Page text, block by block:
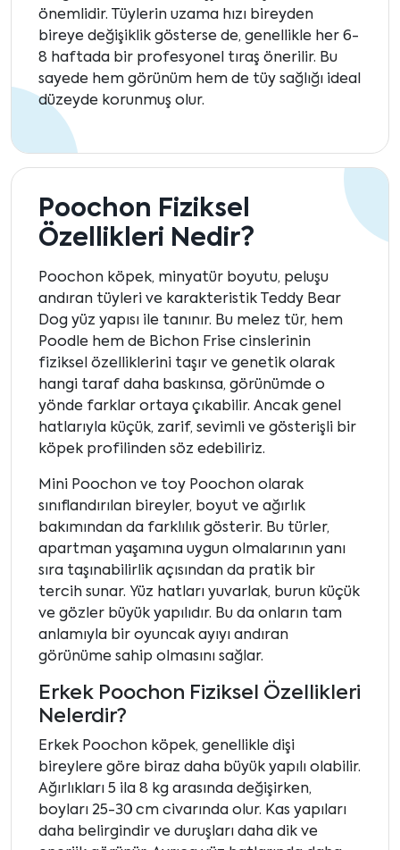
önemlidir. Tüylerin uzama hızı bireyden
bireye değişiklik gösterse de, genellikle her 6-
8 haftada bir profesyonel tıraş önerilir. Bu
sayede hem görünüm hem de tüy sağlığı ideal
düzeyde korunmuş olur.
Poochon Fiziksel
Özellikleri Nedir?
Poochon köpek, minyatür boyutu, peluşu
andıran tüyleri ve karakteristik Teddy Bear
Dog yüz yapısı ile tanınır. Bu melez tür, hem
Poodle hem de Bichon Frise cinslerinin
fiziksel özelliklerini taşır ve genetik olarak
hangi taraf daha baskınsa, görünümde o
yönde farklar ortaya çıkabilir. Ancak genel
hatlarıyla küçük, zarif, sevimli ve gösterişli bir
köpek profilinden söz edebiliriz.
Mini Poochon ve toy Poochon olarak
sınıflandırılan bireyler, boyut ve ağırlık
bakımından da farklılık gösterir. Bu türler,
apartman yaşamına uygun olmalarının yanı
sıra taşınabilirlik açısından da pratik bir
tercih sunar. Yüz hatları yuvarlak, burun küçük
ve gözler büyük yapılıdır. Bu da onların tam
anlamıyla bir oyuncak ayıyı andıran
görünüme sahip olmasını sağlar.
Erkek Poochon Fiziksel Özellikleri
Nelerdir?
Erkek Poochon köpek, genellikle dişi
bireylere göre biraz daha büyük yapılı olabilir.
Ağırlıkları 5 ila 8 kg arasında değişirken,
boyları 25-30 cm civarında olur. Kas yapıları
daha belirgindir ve duruşları daha dik ve